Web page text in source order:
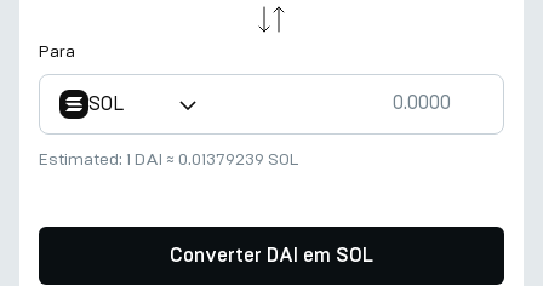
Para
SOL
Estimated: 1 DAI ≈ 0.01379239 SOL
Converter DAI em SOL